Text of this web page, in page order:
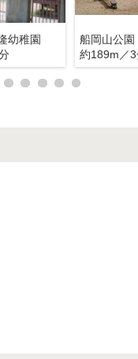
幼稚園
船岡山公園
約189m／